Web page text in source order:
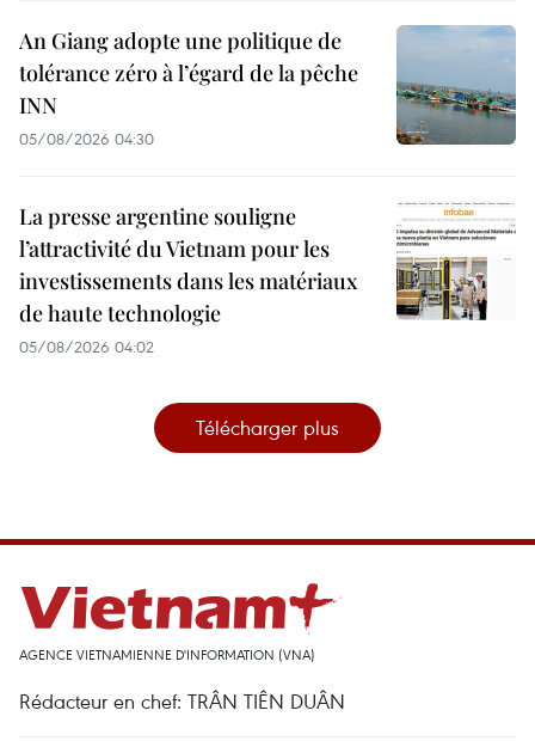
An Giang adopte une politique de
tolérance zéro à l’égard de la pêche
INN
05/08/2026 04:30
La presse argentine souligne
l’attractivité du Vietnam pour les
investissements dans les matériaux
de haute technologie
05/08/2026 04:02
Télécharger plus
AGENCE VIETNAMIENNE D'INFORMATION (VNA)
Rédacteur en chef: TRÂN TIÊN DUÂN